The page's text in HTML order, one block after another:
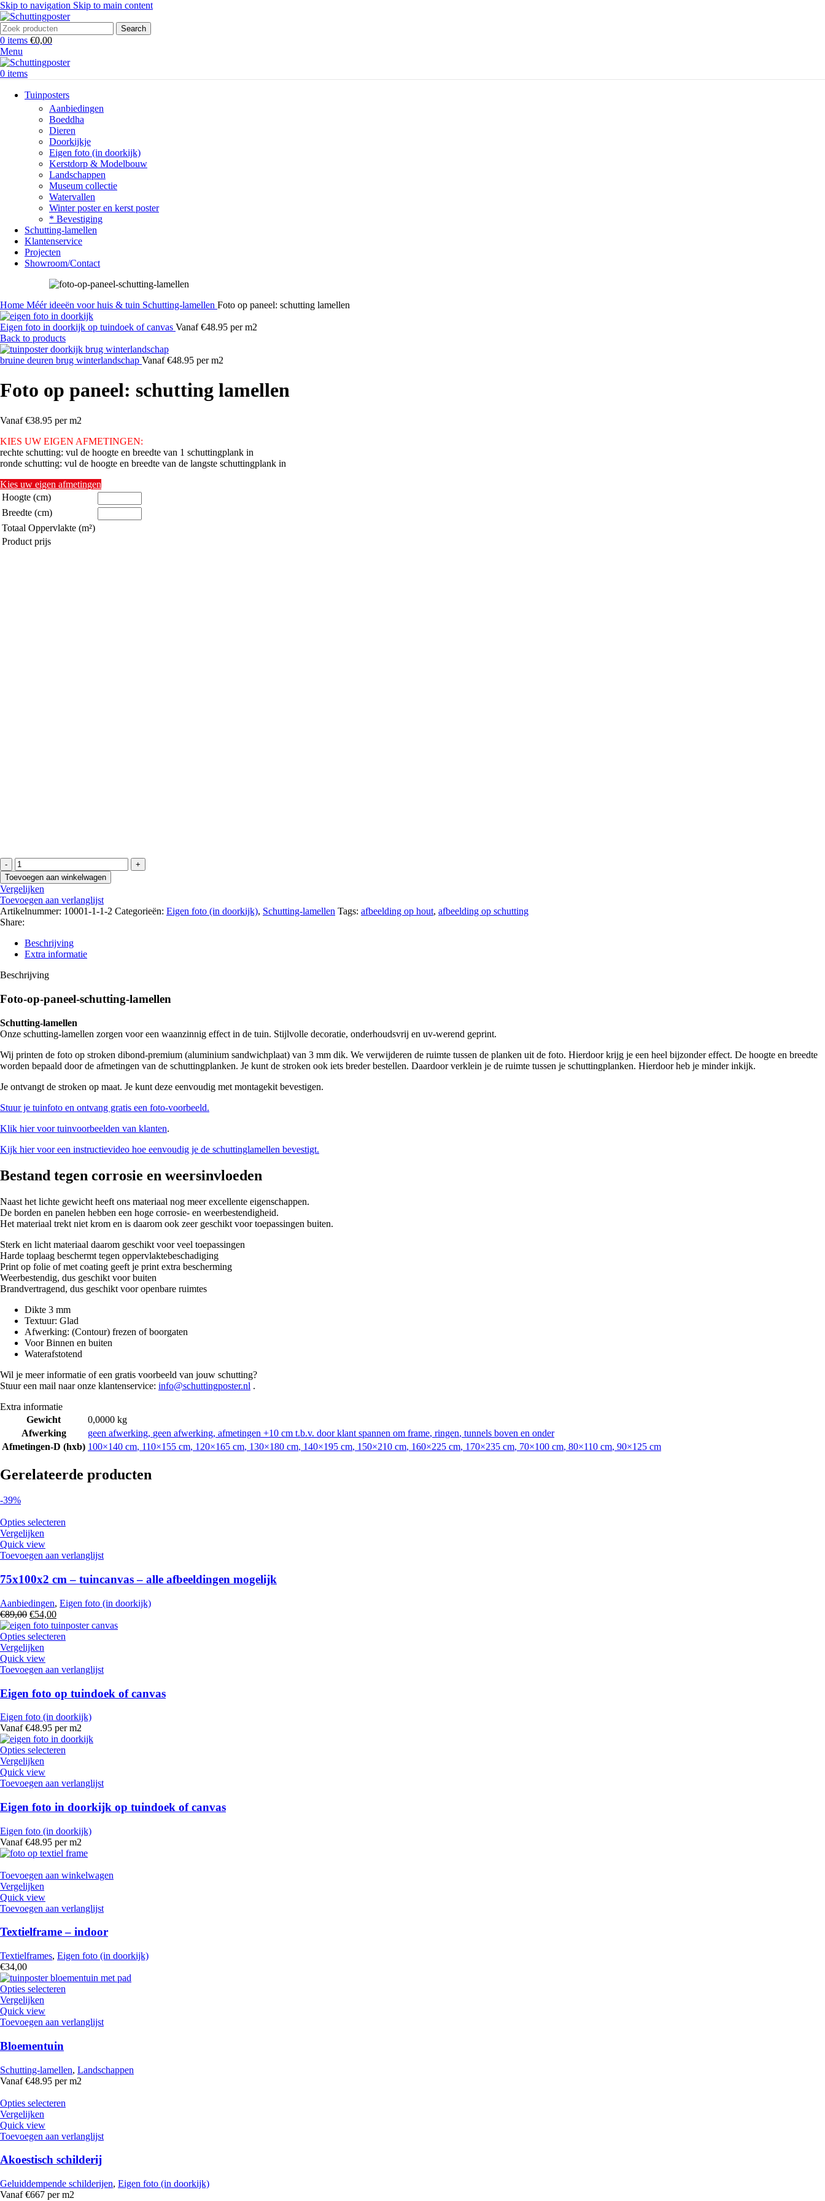
Skip to navigation Skip to main content
Search
0 items €0,00
Menu
0 items
Tuinposters
Aanbiedingen
Boeddha
Dieren
Doorkijkje
Eigen foto (in doorkijk)
Kerstdorp & Modelbouw
Landschappen
Museum collectie
Watervallen
Winter poster en kerst poster
* Bevestiging
Schutting-lamellen
Klantenservice
Projecten
Showroom/Contact
Home Méér ideeën voor huis & tuin Schutting-lamellen Foto op paneel: schutting lamellen
Eigen foto in doorkijk op tuindoek of canvas Vanaf €48.95 per m2
Back to products
bruine deuren brug winterlandschap Vanaf €48.95 per m2
Foto op paneel: schutting lamellen
Vanaf €38.95 per m2
KIES UW EIGEN AFMETINGEN:
rechte schutting: vul de hoogte en breedte van 1 schuttingplank in
ronde schutting: vul de hoogte en breedte van de langste schuttingplank in
Kies uw eigen afmetingen
Hoogte (cm)
Breedte (cm)
Totaal Oppervlakte (m²)
Product prijs
Foto
op
paneel:
schutting
lamellen
aantal
Toevoegen aan winkelwagen
Vergelijken
Toevoegen aan verlanglijst
Artikelnummer: 10001-1-1-2 Categorieën: Eigen foto (in doorkijk), Schutting-lamellen Tags: afbeelding op hout, afbeelding op schutting
Share:
Beschrijving
Extra informatie
Beschrijving
Foto-op-paneel-schutting-lamellen
Schutting-lamellen
Onze schutting-lamellen zorgen voor een waanzinnig effect in de tuin. Stijlvolle decoratie, onderhoudsvrij en uv-werend geprint.
Wij printen de foto op stroken dibond-premium (aluminium sandwichplaat) van 3 mm dik. We verwijderen de ruimte tussen de planken uit de foto. Hierdoor krijg je een heel bijzonder effect. De hoogte en breedte
worden bepaald door de afmetingen van de schuttingplanken. Je kunt de stroken ook iets breder bestellen. Daardoor verklein je de ruimte tussen je schuttingplanken. Hierdoor heb je minder inkijk.
Je ontvangt de stroken op maat. Je kunt deze eenvoudig met montagekit bevestigen.
Stuur je tuinfoto en ontvang gratis een foto-voorbeeld.
Klik hier voor tuinvoorbeelden van klanten.
Kijk hier voor een instructievideo hoe eenvoudig je de schuttinglamellen bevestigt.
Bestand tegen corrosie en weersinvloeden
Naast het lichte gewicht heeft ons materiaal nog meer excellente eigenschappen.
De borden en panelen hebben een hoge corrosie- en weerbestendigheid.
Het materiaal trekt niet krom en is daarom ook zeer geschikt voor toepassingen buiten.
Sterk en licht materiaal daarom geschikt voor veel toepassingen
Harde toplaag beschermt tegen oppervlaktebeschadiging
Print op folie of met coating geeft je print extra bescherming
Weerbestendig, dus geschikt voor buiten
Brandvertragend, dus geschikt voor openbare ruimtes
Dikte 3 mm
Textuur: Glad
Afwerking: (Contour) frezen of boorgaten
VoorBinnen en buiten
Waterafstotend
Wil je meer informatie of een gratis voorbeeld van jouw schutting?
Stuur een mail naar onze klantenservice: info@schuttingposter.nl .
Extra informatie
Gewicht
0,0000 kg
Afwerking
geen afwerking, geen afwerking, afmetingen +10 cm t.b.v. door klant spannen om frame, ringen, tunnels boven en onder
Afmetingen-D (hxb) 100×140 cm, 110×155 cm, 120×165 cm, 130×180 cm, 140×195 cm, 150×210 cm, 160×225 cm, 170×235 cm, 70×100 cm, 80×110 cm, 90×125 cm
Gerelateerde producten
-39%
Opties selecteren
Vergelijken
Quick view
Toevoegen aan verlanglijst
75x100x2 cm – tuincanvas – alle afbeeldingen mogelijk
Aanbiedingen, Eigen foto (in doorkijk)
€89,00 Oorspronkelijke
prijs
was:
€89,00.
€54,00Huidige
prijs
is:
Opties selecteren
Vergelijken
Quick view
Toevoegen aan verlanglijst
Eigen foto op tuindoek of canvas
Eigen foto (in doorkijk)
Vanaf €48.95 per m2
Opties selecteren
Vergelijken
Quick view
Toevoegen aan verlanglijst
Eigen foto in doorkijk op tuindoek of canvas
Eigen foto (in doorkijk)
Vanaf €48.95 per m2
Toevoegen aan winkelwagen
Vergelijken
Quick view
Toevoegen aan verlanglijst
Textielframe – indoor
Textielframes, Eigen foto (in doorkijk)
€34,00
Opties selecteren
Vergelijken
Quick view
Toevoegen aan verlanglijst
Bloementuin
Schutting-lamellen, Landschappen
Vanaf €48.95 per m2
Opties selecteren
Vergelijken
Quick view
Toevoegen aan verlanglijst
Akoestisch schilderij
Geluiddempende schilderijen, Eigen foto (in doorkijk)
Vanaf €667 per m2